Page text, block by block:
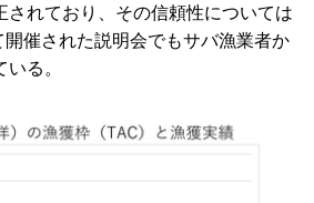
されており、その信頼性については
催された説明会でもサバ漁業者か
る。